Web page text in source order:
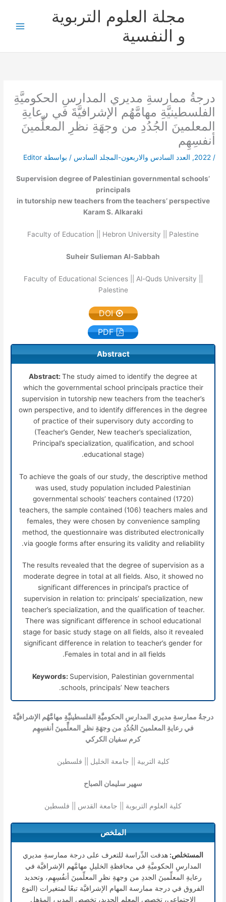
مجلة العلوم التربوية
و النفسية
درجةُ ممارسةِ مديري المدارسِ الحكوميَّةِ
الفلسطينيَّةِ مهامَّهُم الإشرافيَّةَ في رعايةِ
المعلمينَ الجُدُدِ من وجهَةِ نظرِ المعلِّمينَ
أنفسِهِم
/
2022
, العدد السادس والاربعون-المجلد السادس / بواسطة Editor
Supervision degree of Palestinian governmental schools’
principals
in tutorship new teachers from the teachers’ perspective
Karam S. Alkaraki
Faculty of Education || Hebron University || Palestine
Suheir Sulieman Al-Sabbah
Faculty of Educational Sciences || Al-Quds University ||
Palestine
DOI
PDF
Abstract
Abstract: The study aimed to identify the degree at
which the governmental school principals practice their
supervision in tutorship new teachers from the teacher’s
own perspective, and to identify differences in the degree
of practice of their supervisory duty according to
(Teacher’s Gender, New teacher’s specialization,
Principal’s specialization, qualification, and school
educational stage).
To achieve the goals of our study, the descriptive method
was used, study population included Palestinian
governmental schools’ teachers contained (1720)
teachers, the sample contained (106) teachers males and
females, they were chosen by convenience sampling
method, the questionnaire was distributed electronically
via google forms after ensuring its validity and reliability.
The results revealed that the degree of supervision as a
moderate degree in total at all fields. Also, it showed no
significant differences in principal’s practice of
supervision in relation to: principals’ specialization, new
teacher’s specialization, and the qualification of teacher.
There was significant difference in school educational
stage for basic study stage on all fields, also it revealed
significant difference in relation to teacher’s gender for
Females in total and in all fields.
Keywords: Supervision, Palestinian governmental
schools, principals’ New teachers.
درجةُ ممارسةِ مديري المدارسِ الحكوميَّةِ الفلسطينيَّةِ مهامَّهُم الإشرافيَّةَ
في رعايةِ المعلمينَ الجُدُدِ من وجهَةِ نظرِ المعلِّمينَ أنفسِهِم
كرم سفيان الكركي
كلية التربية || جامعة الخليل || فلسطين
سهير سليمان الصباح
كلية العلوم التربوية || جامعة القدس || فلسطين
الملخص
المستخلص: هدفت الدِّراسة للتعرف على درجة ممارسةِ مديري
المدارسِ الحكوميَّةِ في محافظةِ الخليلِ مهامَّهم الإشرافيَّة في
رعايةِ المعلِّمينَ الجددِ من وجهةِ نظرِ المعلِّمينَ أنفُسِهِم، وتحديد
الفروق في درجة ممارسة المهام الإشرافيَّة تبعًا لمتغيرات (النوع
الاجتماعي، تخصص المعلم الجديد، تخصص المدير، المؤهل